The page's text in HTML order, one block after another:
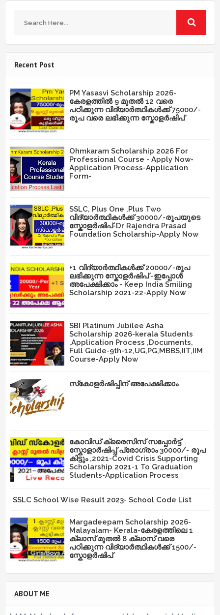
Recent Post
PM Yasasvi Scholarship 2026-
കേരളത്തിൽ 9 മുതൽ 12 വരെ
പഠിക്കുന്ന വിദ്യാർത്ഥികൾക്ക് 75000/-
രൂപ വരെ ലഭിക്കുന്ന സ്കോളർഷിപ്
Ohmkaram Scholarship 2026 For
Professional Course - Apply Now-
Application Process-Application
Form-
SSLC, Plus One ,Plus Two
വിദ്യാർത്ഥികൾക്ക് 30000/-രൂപയുടെ
സ്കോളർഷിപ്-Dr Rajendra Prasad
Foundation Scholarship-Apply Now
+1 വിദ്യാർത്ഥികൾക്ക് 20000/-രൂപ
ലഭിക്കുന്ന സ്കോളർഷിപ് -ഇപ്പോൾ
അപേക്ഷിക്കാം - Keep India Smiling
Scholarship 2021-22-Apply Now
SBI Platinum Jubilee Asha
Scholarship 2026-kerala Students
,Application Process ,Documents,
Full Guide-9th-12,UG,PG,MBBS,IIT,IIM
Course-Apply Now
സ്‌കോളർഷിപ്പിന് അപേക്ഷിക്കാം
കോവിഡ് ക്രൈസിസ് സപ്പോർട്ട്
സ്കോളാർഷിപ്പ് പ്രോഗ്രാം 30000/- രൂപ
കിട്ടും ,2021-Covid Crisis Supporting
Scholarship 2021-1 To Graduation
Students-Application Process
SSLC School Wise Result 2023- School Code List
Margadeepam Scholarship 2026-
Malayalam- Kerala-കേരളത്തിലെ 1
ക്ലാസ് മുതൽ 8 ക്ലാസ് വരെ
പഠിക്കുന്ന വിദ്യാർത്ഥികൾക്ക് 1500/-
സ്കോളർഷിപ്
ABOUT ME